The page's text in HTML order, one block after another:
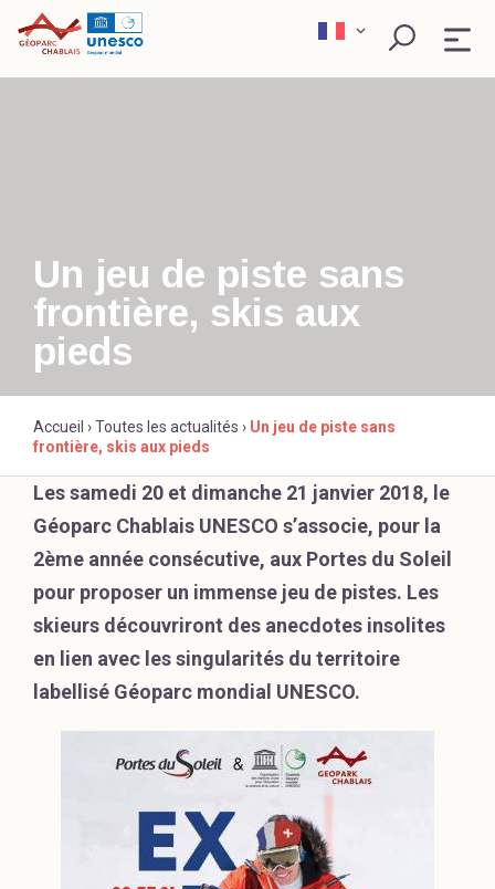
SCIENCE ET RECHERCHE
Rechercher
Un jeu de piste sans
frontière, skis aux
pieds
Accueil ›Toutes les actualités › Un jeu de piste sans
frontière, skis aux pieds
Les samedi 20 et dimanche 21 janvier 2018, le
Géoparc Chablais UNESCO s’associe, pour la
2ème année consécutive, aux Portes du Soleil
pour proposer un immense jeu de pistes. Les
skieurs découvriront des anecdotes insolites
en lien avec les singularités du territoire
labellisé Géoparc mondial UNESCO.